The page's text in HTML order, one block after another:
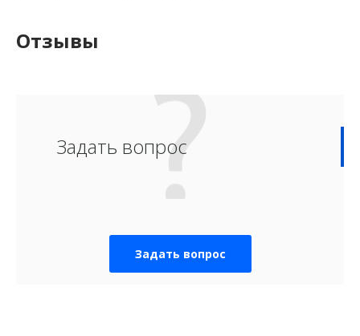
Отзывы
Задать вопрос
Задать вопрос